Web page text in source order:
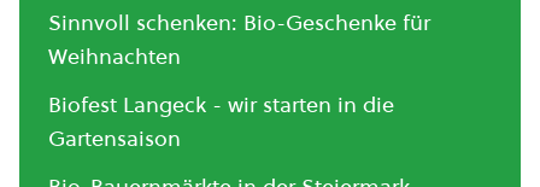
Sinnvoll schenken: Bio-Geschenke für
Weihnachten
Biofest Langeck - wir starten in die
Gartensaison